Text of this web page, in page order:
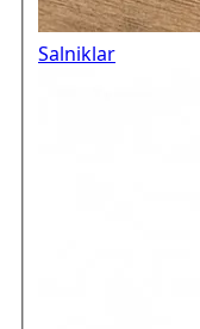
Salniklar